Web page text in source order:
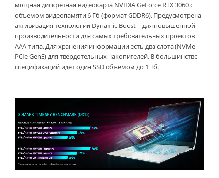
мощная дискретная видеокарта NVIDIA GeForce RTX 3060 с
объемом видеопамяти 6 Гб (формат GDDR6). Предусмотрена
активизация технологии Dynamic Boost – для повышенной
производительности для самых требовательных проектов
ААА-типа. Для хранения информации есть два слота (NVMe
PCIe Gen3) для твердотельных накопителей. В большинстве
спецификаций идет один SSD объемом до 1 Тб.